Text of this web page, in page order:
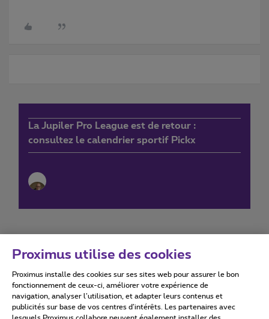
La Jupiler Pro League est de retour :
consultez le calendrier sportif Pickx
Conditions d'utilisation Accessibility statement
Proximus utilise des cookies
Proximus installe des cookies sur ses sites web pour assurer le bon
fonctionnement de ceux-ci, améliorer votre expérience de
navigation, analyser l’utilisation, et adapter leurs contenus et
publicités sur base de vos centres d’intérêts. Les partenaires avec